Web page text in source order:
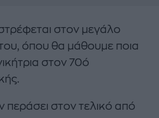
στον μεγάλο
όπου θα μάθουμε ποια
στον 70ό
περάσει στον τελικό από